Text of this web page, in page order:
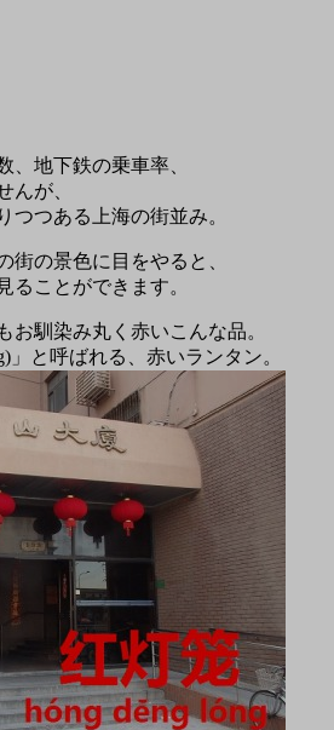
、地下鉄の乗車率、
んが、
つつある上海の街並み。
街の景色に目をやると、
ることができます。
お馴染み丸く赤いこんな品。
」と呼ばれる、赤いランタン。